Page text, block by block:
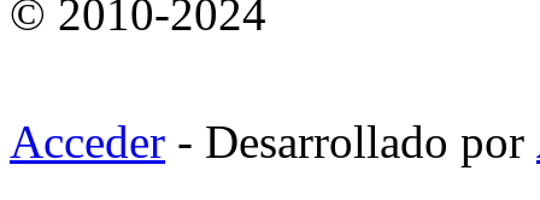
© 2010-2024
Acceder - Desarrollado por